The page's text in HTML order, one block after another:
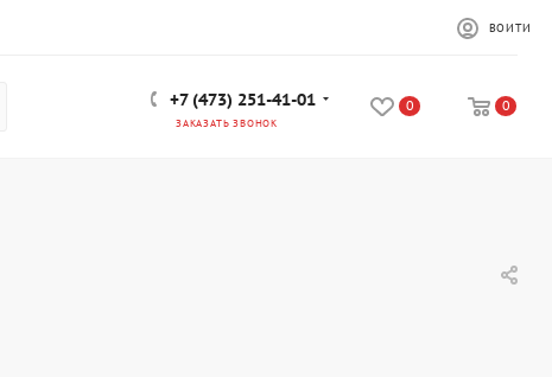
ВОЙТИ
+7 (473) 251-41-01
ЗАКАЗАТЬ ЗВОНОК
0 0